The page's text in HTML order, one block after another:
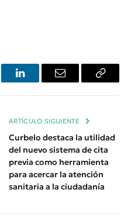
LinkedInEmail
Copiar
ARTÍCULO SIGUIENTE
Curbelo destaca la utilidad
del nuevo sistema de cita
previa como herramienta
para acercar la atención
sanitaria a la ciudadanía